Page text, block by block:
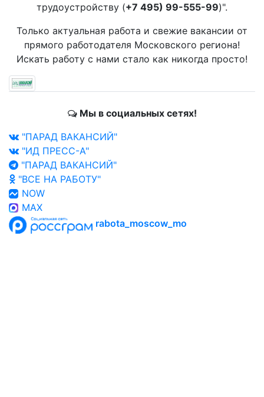
трудоустройству (+7 495) 99-555-99)".
Только актуальная работа и свежие вакансии от
прямого работодателя Московского региона!
Искать работу с нами стало как никогда просто!
Мы в социальных сетях!
"ПАРАД ВАКАНСИЙ"
"ИД ПРЕСС-А"
"ПАРАД ВАКАНСИЙ"
"ВСЕ НА РАБОТУ"
NOW
MAX
rabota_moscow_mo